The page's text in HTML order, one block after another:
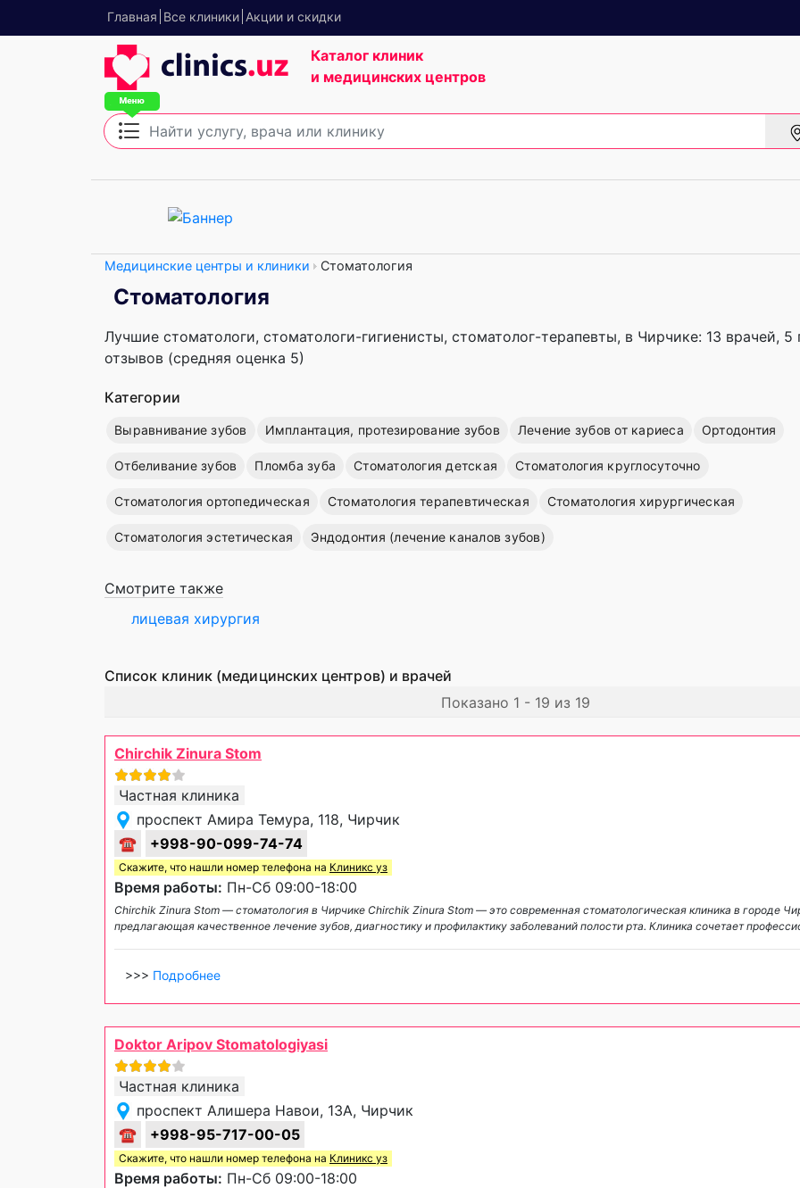
Главная Все клиники Акции и скидки
Каталог клиник
и медицинских центров
Медицинские центры и клиники Стоматология
Стоматология
Лучшие стоматологи, стоматологи-гигиенисты, стоматолог-терапевты, в Чирчике: 13 врачей, 5
отзывов (средняя оценка 5)
Категории
Выравнивание зубов Имплантация, протезирование зубов Лечение зубов от кариеса Ортодонтия
Отбеливание зубов Пломба зуба Стоматология детская Стоматология круглосуточно
Стоматология ортопедическая Стоматология терапевтическая Стоматология хирургическая
Стоматология эстетическая Эндодонтия (лечение каналов зубов)
Смотрите также
лицевая хирургия
Список клиник (медицинских центров) и врачей
Показано 1 - 19 из 19
Chirchik Zinura Stom
Частная клиника
проспект Амира Темура, 118, Чирчик
☎
+998-90-099-74-74
Скажите, что нашли номер телефона на Клиникс уз
Время работы: Пн-Сб 09:00-18:00
Chirchik Zinura Stom — стоматология в Чирчике Chirchik Zinura Stom — это современная стоматологическая клиника в городе
предлагающая качественное лечение зубов, диагностику и профилактику заболеваний полости рта. Клиника сочетает
>>> Подробнее
Doktor Aripov Stomatologiyasi
Частная клиника
проспект Алишера Навои, 13А, Чирчик
☎
+998-95-717-00-05
Скажите, что нашли номер телефона на Клиникс уз
Время работы: Пн-Сб 09:00-18:00